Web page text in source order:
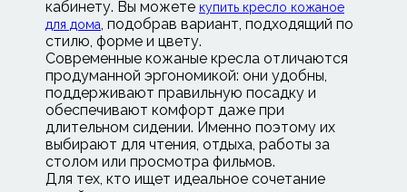
кабинету. Вы можете купить кресло кожаное
для дома, подобрав вариант, подходящий по
стилю, форме и цвету.
Современные кожаные кресла отличаются
продуманной эргономикой: они удобны,
поддерживают правильную посадку и
обеспечивают комфорт даже при
длительном сидении. Именно поэтому их
выбирают для чтения, отдыха, работы за
столом или просмотра фильмов.
Для тех, кто ищет идеальное сочетание